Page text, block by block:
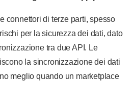
connettori di terze parti, spesso
per la sicurezza dei dati, dato
tra due API. Le
la sincronizzazione dei dati
meglio quando un marketplace